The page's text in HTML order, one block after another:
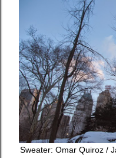
Sweater: Omar Quiroz /